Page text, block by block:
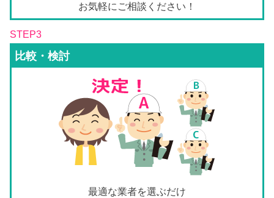
お気軽にご相談ください！
STEP3
比較・検討
最適な業者を選ぶだけ